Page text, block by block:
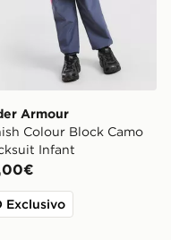
Armour
Colour Block Camo
Infant
Exclusivo